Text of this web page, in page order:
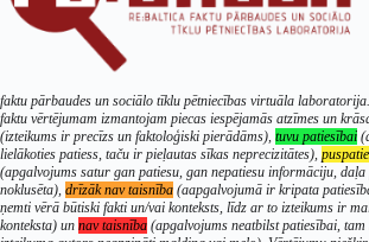
faktu pārbaudes un sociālo tīklu pētniecības virtuāla
faktu vērtējumam izmantojam piecas iespējamās atzīmes un
(izteikums ir precīzs un faktoloģiski pierādāms), tuvu patiesībai
lielākoties patiess, taču ir pieļautas sīkas neprecizitātes),
(apgalvojums satur gan patiesu, gan nepatiesu informāciju,
noklusēta), drīzāk nav taisnība (aapgalvojumā ir kripata
ņemti vērā būtiski fakti un/vai konteksts, līdz ar to izteikums ir
konteksta) un nav taisnība (apgalvojums neatbilst patiesībai,